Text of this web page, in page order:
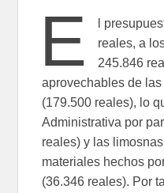
E
l
reales, a
245.846
aprovechables de
(179.500 reales), lo
Administrativa por
reales) y las
materiales hechos
(36.346 reales). Por